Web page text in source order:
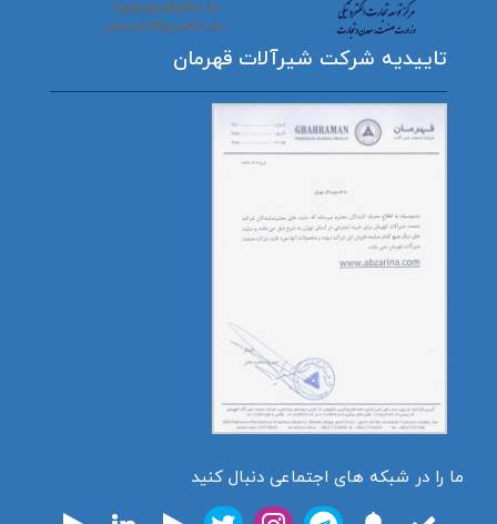
تاییدیه شرکت شیرآلات قهرمان
ما را در شبکه های اجتماعی دنبال کنید